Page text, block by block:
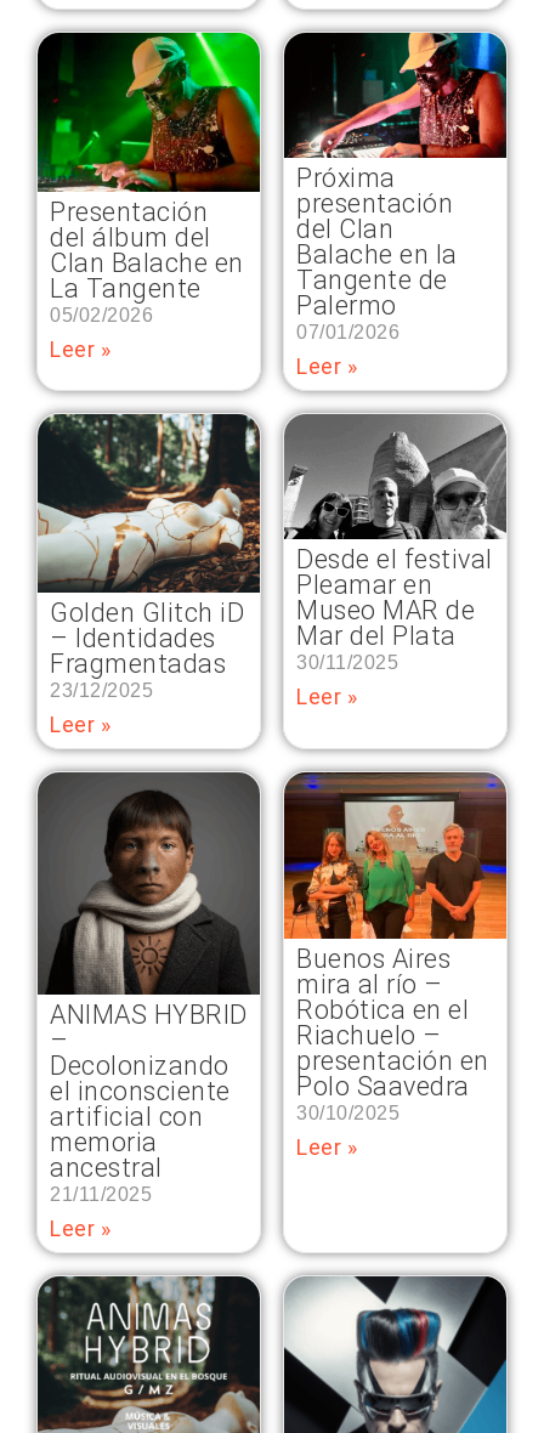
Presentación
del álbum del
Clan Balache en
La Tangente
05/02/2026
Leer »
Próxima
presentación
del Clan
Balache en la
Tangente de
Palermo
07/01/2026
Leer »
Golden Glitch iD
– Identidades
Fragmentadas
23/12/2025
Leer »
Desde el festival
Pleamar en
Museo MAR de
Mar del Plata
30/11/2025
Leer »
ANIMAS HYBRID
–
Decolonizando
el inconsciente
artificial con
memoria
ancestral
21/11/2025
Leer »
Buenos Aires
mira al río –
Robótica en el
Riachuelo –
presentación en
Polo Saavedra
30/10/2025
Leer »